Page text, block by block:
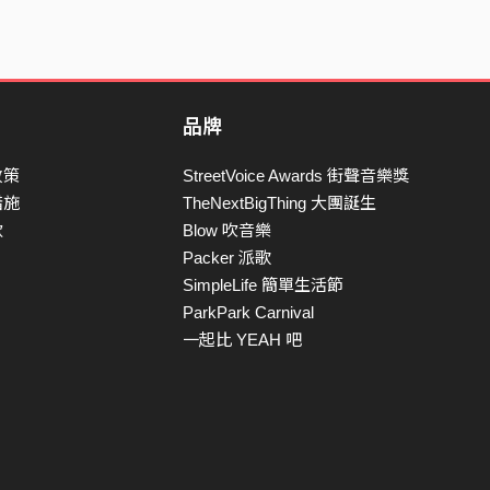
策
施
品牌
StreetVoice Awards 街聲音樂獎
TheNextBigThing 大團誕生
Blow 吹音樂
Packer 派歌
SimpleLife 簡單生活節
ParkPark Carnival
一起比 YEAH 吧